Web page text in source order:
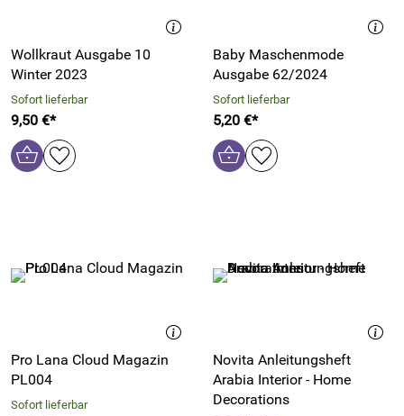
Wollkraut Ausgabe 10
Winter 2023
Sofort lieferbar
9,50 €*
Baby Maschenmode
Ausgabe 62/2024
Sofort lieferbar
5,20 €*
Pro Lana Cloud Magazin
PL004
Sofort lieferbar
Novita Anleitungsheft
Arabia Interior - Home
Decorations